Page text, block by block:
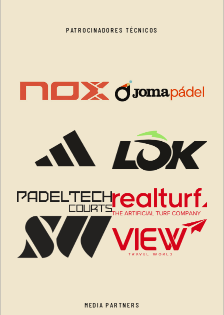
PATROCINADORES TÉCNICOS
MEDIA PARTNERS